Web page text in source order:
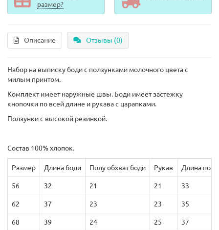
размер?
Описание Отзывы (0)
Набор на выписку боди с ползунками молочного цвета с
милым принтом.
Комплект имеет наружные швы. Боди имеет застежку
кнопочки по всей длине и рукава с царапками.
Ползунки с высокой резинкой.
Состав 100% хлопок.
Размер Длина боди Полу обхват боди Рукав Длина
56 32 21 21 33
62 37 23 23 35
68 39 24 25 37